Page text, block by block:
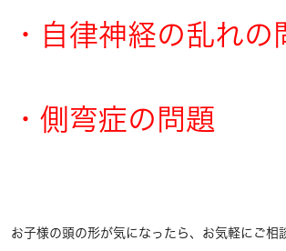
・自律神経の乱れの
・側弯症の問題
お子様の頭の形が気になったら、お気軽にご相